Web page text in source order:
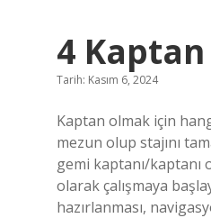
4
Tarih: Kasım 6, 2024
Kaptan olmak için
mezun olup stajını
gemi kaptanı/kaptanı
olarak çalışmaya
hazırlanması,